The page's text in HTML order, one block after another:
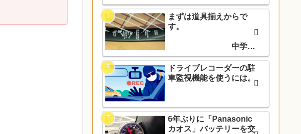
まずは道具揃えからで
す。
中学入
学でソフトテニス部に入
部しました。
ドライブレコーダーの駐
車監視機能を使うには。
6年ぶりに「Panasonic
カオス」バッテリーを交